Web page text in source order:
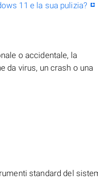
11 e la sua pulizia?
o accidentale, la
da virus, un crash o una
standard del